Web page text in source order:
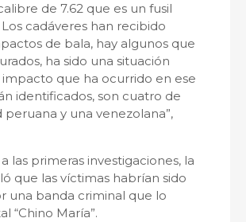
de 7.62 que es un fusil
cadáveres han recibido
de bala, hay algunos que
ha sido una situación
que ha ocurrido en ese
identificados, son cuatro de
peruana y una venezolana”,
las primeras investigaciones, la
que las víctimas habrían sido
una banda criminal que lo
“Chino María”.